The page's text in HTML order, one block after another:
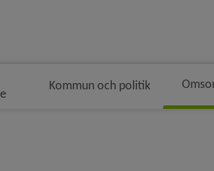
Kommun och politik
i brödsmulenavigeringen